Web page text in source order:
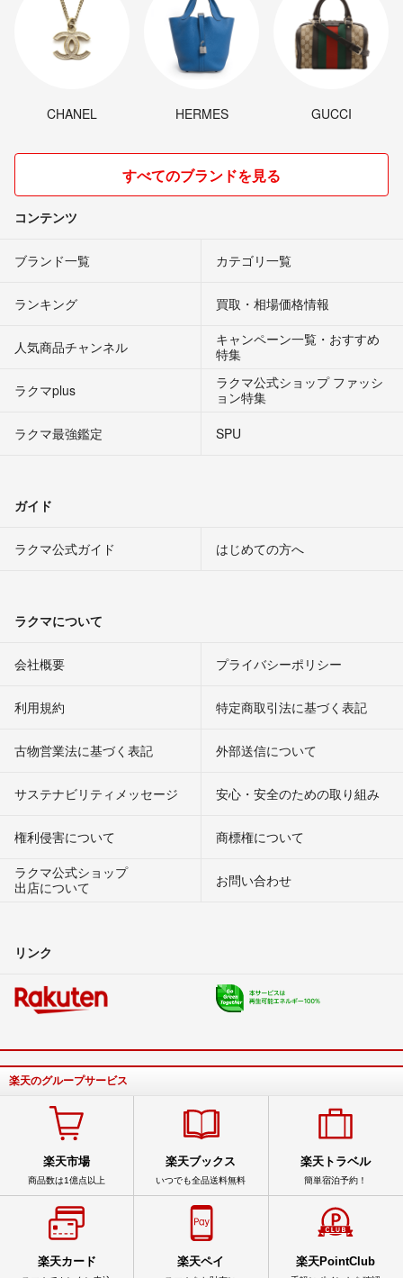
CHANEL HERMES GUCCI
すべてのブランドを見る
コンテンツ
ブランド一覧 カテゴリ一覧
ランキング 買取・相場価格情報
人気商品チャンネル
キャンペーン一覧・おすすめ
特集
ラクマplus
ラクマ公式ショップ ファッシ
ョン特集
ラクマ最強鑑定
SPU
ガイド
ラクマ公式ガイド はじめての方へ
ラクマについて
会社概要 プライバシーポリシー
利用規約 特定商取引法に基づく表記
古物営業法に基づく表記 外部送信について
サステナビリティメッセージ 安心・安全のための取り組み
権利侵害について
商標権について
ラクマ公式ショップ
出店について
お問い合わせ
リンク
楽天のグループサービス
楽天市場
商品数は1億点以上
楽天ブックス
いつでも全品送料無料
楽天トラベル
簡単宿泊予約！
楽天カード 楽天ペイ 楽天PointClub